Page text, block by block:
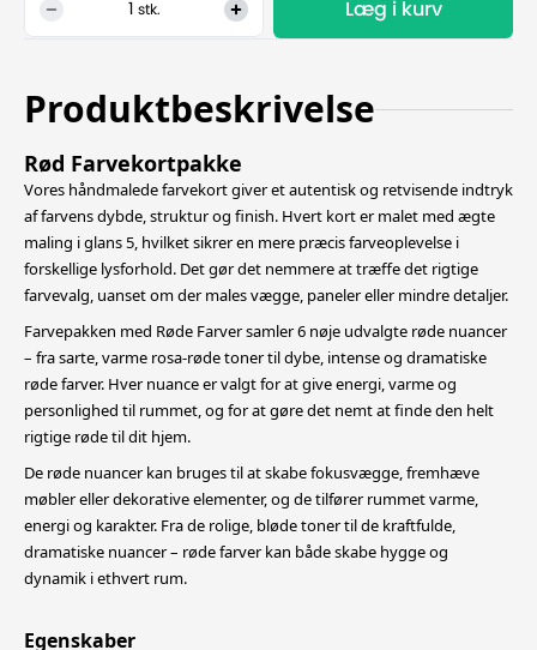
stk. Læg i kurv
Produktbeskrivelse
Rød Farvekortpakke
Vores håndmalede farvekort giver et autentisk og retvisende indtryk
af farvens dybde, struktur og finish. Hvert kort er malet med ægte
maling i glans 5, hvilket sikrer en mere præcis farveoplevelse i
forskellige lysforhold. Det gør det nemmere at træffe det rigtige
farvevalg, uanset om der males vægge, paneler eller mindre detaljer.
Farvepakken med Røde Farver samler 6 nøje udvalgte røde nuancer
– fra sarte, varme rosa-røde toner til dybe, intense og dramatiske
røde farver. Hver nuance er valgt for at give energi, varme og
personlighed til rummet, og for at gøre det nemt at finde den helt
rigtige røde til dit hjem.
De røde nuancer kan bruges til at skabe fokusvægge, fremhæve
møbler eller dekorative elementer, og de tilfører rummet varme,
energi og karakter. Fra de rolige, bløde toner til de kraftfulde,
dramatiske nuancer – røde farver kan både skabe hygge og
dynamik i ethvert rum.
Egenskaber